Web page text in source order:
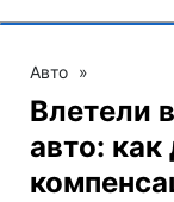
Авто »
Влетели
авто: как